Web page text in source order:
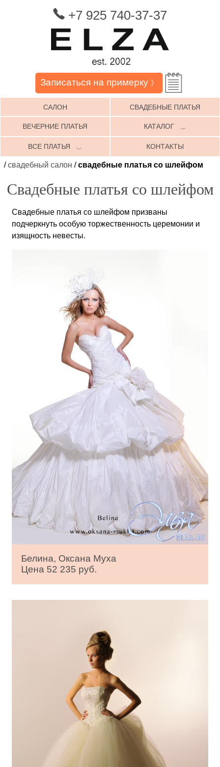
+7 925 740-37-37
Записаться на примерку 》
САЛОН СВАДЕБНЫЕ ПЛАТЬЯ
ВЕЧЕРНИЕ ПЛАТЬЯ КАТАЛОГ ﹀
ВСЕ ПЛАТЬЯ ﹀ КОНТАКТЫ
/свадебный салон /свадебные платья со шлейфом
Свадебные платья со шлейфом
Свадебные платья со шлейфом призваны
подчеркнуть особую торжественность церемонии и
изящность невесты.
Белина, Оксана Муха
Цена 52 235 руб.